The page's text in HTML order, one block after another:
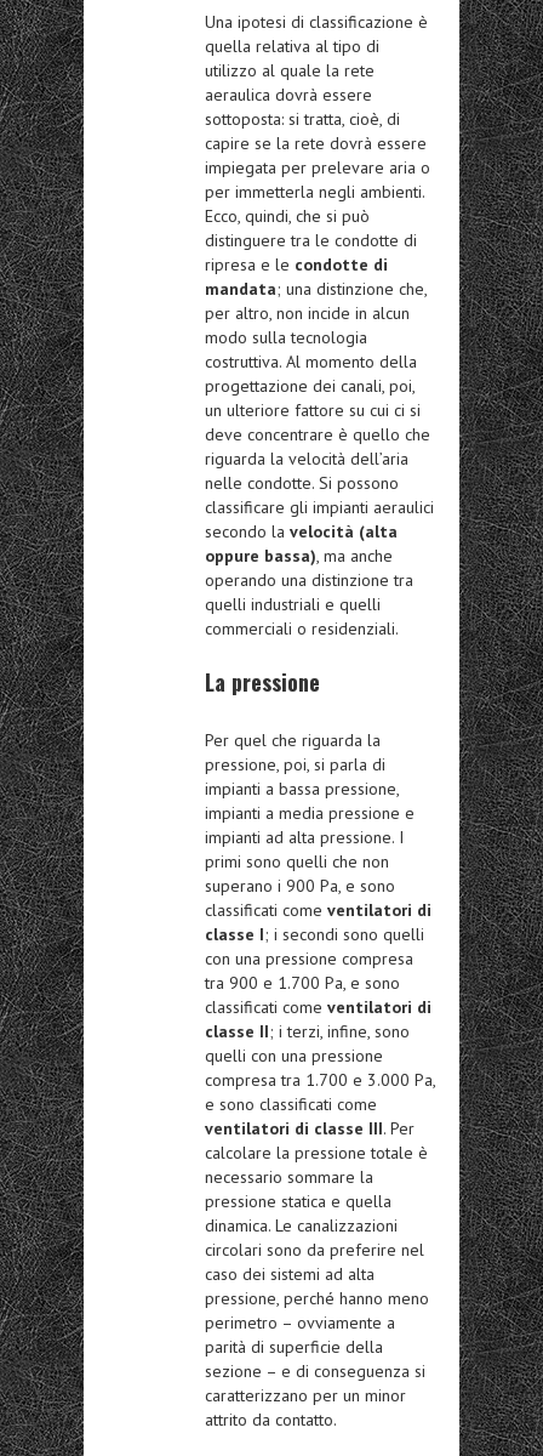
Una ipotesi di classificazione è
quella relativa al tipo di
utilizzo al quale la rete
aeraulica dovrà essere
sottoposta: si tratta, cioè, di
capire se la rete dovrà essere
impiegata per prelevare aria o
per immetterla negli ambienti.
Ecco, quindi, che si può
distinguere tra le condotte di
ripresa e le condotte di
mandata; una distinzione che,
per altro, non incide in alcun
modo sulla tecnologia
costruttiva. Al momento della
progettazione dei canali, poi,
un ulteriore fattore su cui ci si
deve concentrare è quello che
riguarda la velocità dell’aria
nelle condotte. Si possono
classificare gli impianti aeraulici
secondo la velocità (alta
oppure bassa), ma anche
operando una distinzione tra
quelli industriali e quelli
commerciali o residenziali.
La pressione
Per quel che riguarda la
pressione, poi, si parla di
impianti a bassa pressione,
impianti a media pressione e
impianti ad alta pressione. I
primi sono quelli che non
superano i 900 Pa, e sono
classificati come ventilatori di
classe I; i secondi sono quelli
con una pressione compresa
tra 900 e 1.700 Pa, e sono
classificati come ventilatori di
classe II; i terzi, infine, sono
quelli con una pressione
compresa tra 1.700 e 3.000 Pa,
e sono classificati come
ventilatori di classe III. Per
calcolare la pressione totale è
necessario sommare la
pressione statica e quella
dinamica. Le canalizzazioni
circolari sono da preferire nel
caso dei sistemi ad alta
pressione, perché hanno meno
perimetro – ovviamente a
parità di superficie della
sezione – e di conseguenza si
caratterizzano per un minor
attrito da contatto.